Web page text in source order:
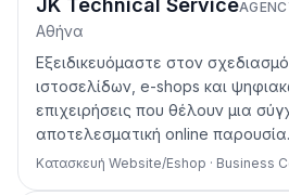
JK Technical Service
Αθήνα
Εξειδικευόμαστε στον
ιστοσελίδων, e-shops και
επιχειρήσεις που θέλουν μια
αποτελεσματική online παρουσία.
Κατασκευή Website/Eshop · Business